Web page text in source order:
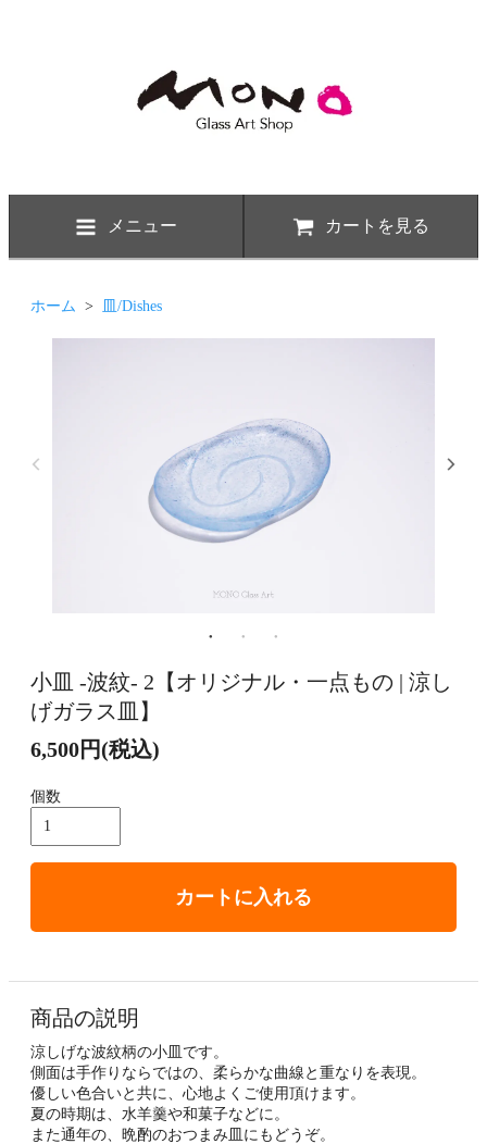
メニュー カートを見る
ホーム > 皿/Dishes
小皿 -波紋- 2【オリジナル・一点もの | 涼し
げガラス皿】
6,500円(税込)
個数
カートに入れる
商品の説明
涼しげな波紋柄の小皿です。
側面は手作りならではの、柔らかな曲線と重なりを表現。
優しい色合いと共に、心地よくご使用頂けます。
夏の時期は、水羊羹や和菓子などに。
また通年の、晩酌のおつまみ皿にもどうぞ。